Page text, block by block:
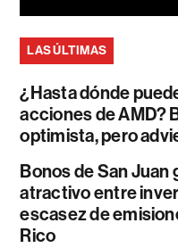
LAS ÚLTIMAS
¿Hasta dónde
acciones de AMD?
optimista, pero
Bonos de San Juan
atractivo entre
escasez de
Rico